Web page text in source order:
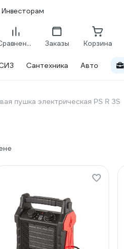
Инвесторам
Сравнение Заказы Корзина
Сантехника Авто
пушка электрическая PS R 3S